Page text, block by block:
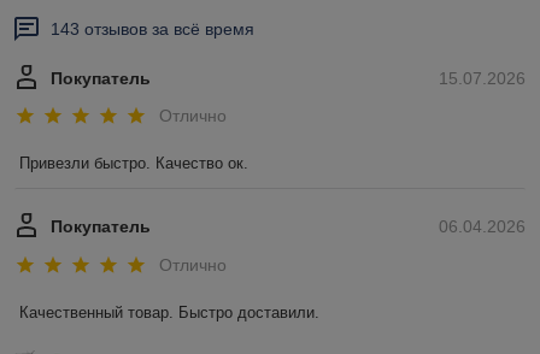
143 отзывов за всё время
15.07.2026
Покупатель
Отлично
Привезли быстро. Качество ок.
06.04.2026
Покупатель
Отлично
Качественный товар. Быстро доставили.